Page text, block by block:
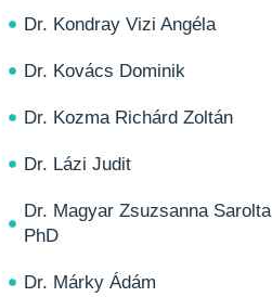
Dr. Kondray Vizi Angéla
Dr. Kovács Dominik
Dr. Kozma Richárd Zoltán
Dr. Lázi Judit
Dr. Magyar Zsuzsanna Sarolta
PhD
Dr. Márky Ádám